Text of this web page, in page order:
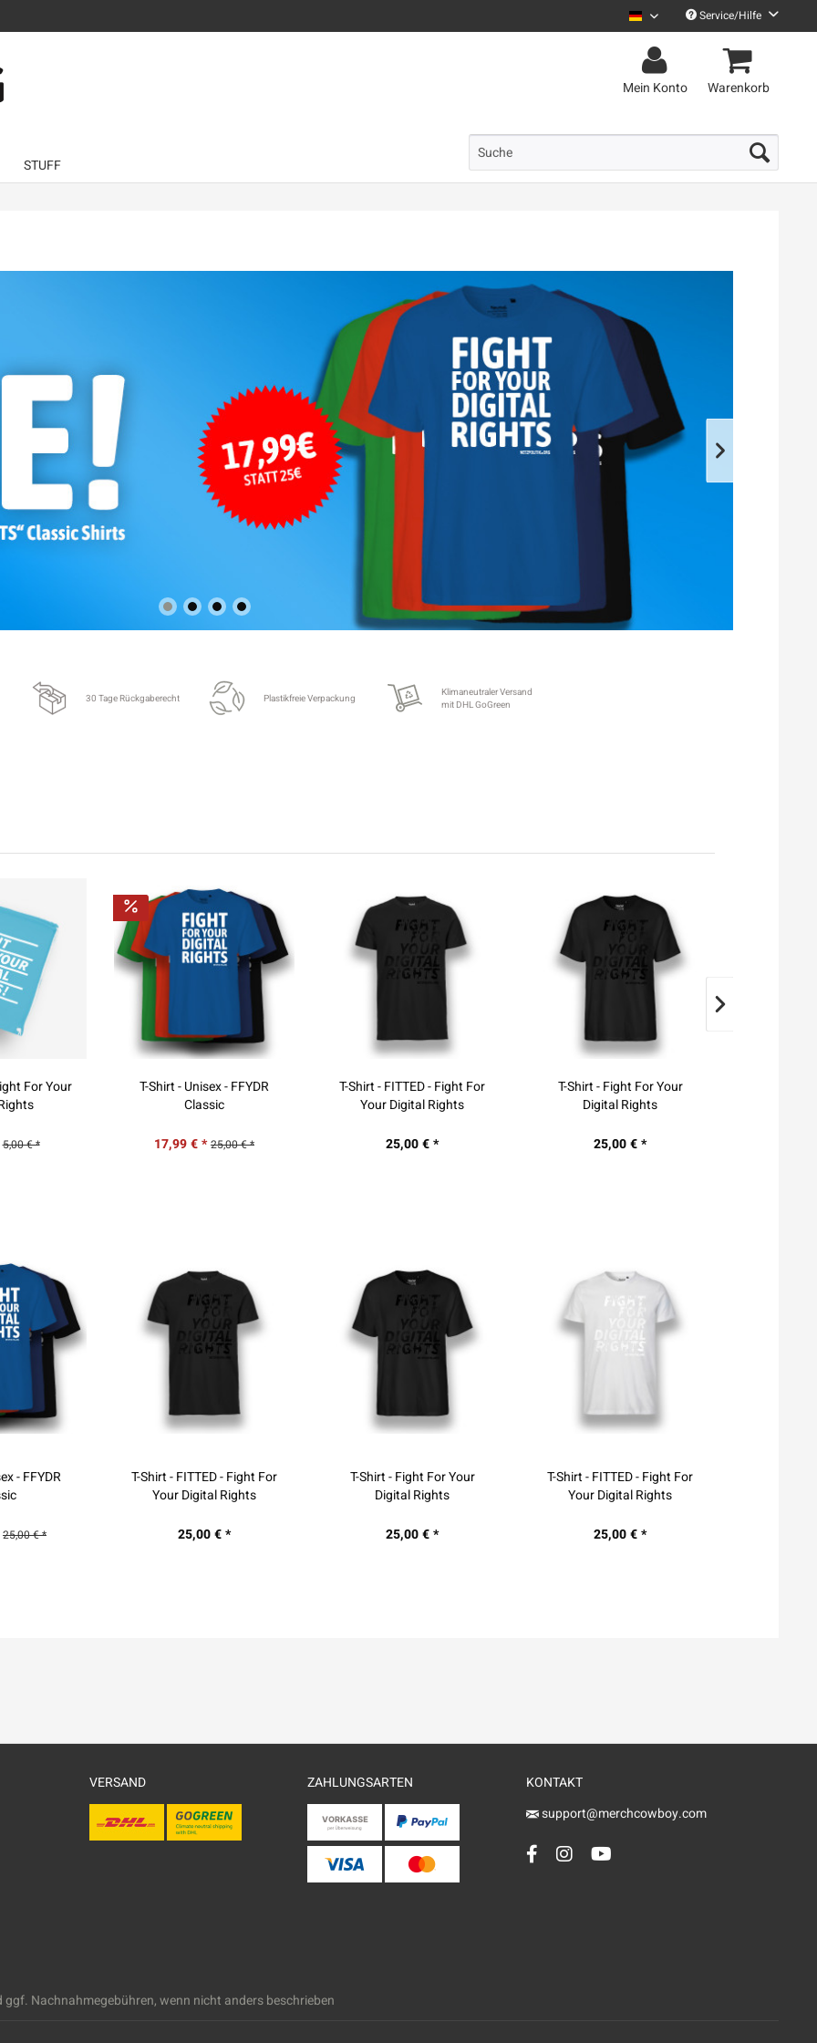
Netzpolitik Deutsch
Service/Hilfe
Mein Konto Warenkorb
STUFF
30 Tage Rückgaberecht Plastikfreie Verpackung
Klimaneutraler Versand
mit DHL GoGreen
- FFYDR
25,00 € *
T-Shirt - FITTED - Fight For
Your Digital Rights
25,00 € *
T-Shirt - Fight For Your
Digital Rights
25,00 € *
T-Shirt - TAILLIERT - Fight
For Your Digital...
25,00 € *
- Fight For
Rights
€ *
T-Shirt - Fight For Your
Digital Rights
25,00 € *
T-Shirt - FITTED - Fight For
Your Digital Rights
25,00 € *
Lanyard - Fight for your
digital rights
4,00 € *
VERSAND ZAHLUNGSARTEN
KONTAKT
support@merchcowboy.com
ggf. Nachnahmegebühren, wenn nicht anders beschrieben